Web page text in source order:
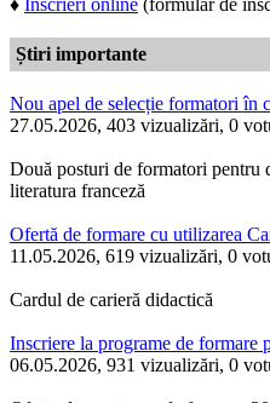
♦ Înscrieri online (formular de
Știri importante
Nou apel de selecție formatori în
27.05.2026, 403 vizualizări, 0
Două posturi de formatori pentru
literatura franceză
Ofertă de formare cu utilizarea
11.05.2026, 619 vizualizări, 0
Cardul de carieră didactică
Inscriere la programe de formare
06.05.2026, 931 vizualizări, 0